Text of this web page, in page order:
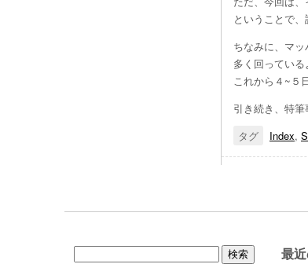
ということで
ちなみに、マ
多く回っている
これから４~５
引き続き、特筆
タグ
Index,
最